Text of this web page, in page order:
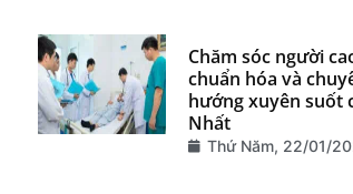
Chăm sóc người
chuẩn hóa và
hướng xuyên suốt
Nhất
Thứ Năm, 22/01/